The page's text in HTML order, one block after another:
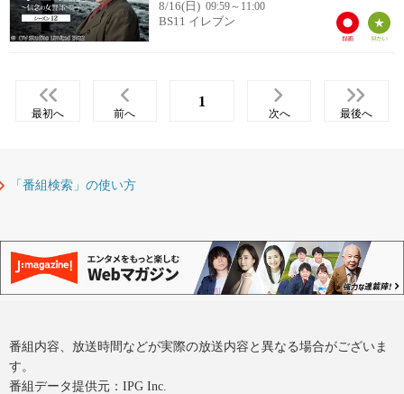
8/16(日) 09:59～11:00
BS11 イレブン
最初へ 前へ
1
次へ 最後へ
「番組検索」の使い方
番組内容、放送時間などが実際の放送内容と異なる場合がございま
す。
番組データ提供元：IPG Inc.